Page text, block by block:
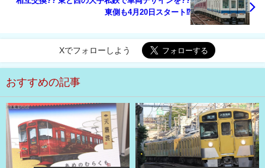
東側も4月20日スタート⁉
Xでフォローしよう
おすすめの記事